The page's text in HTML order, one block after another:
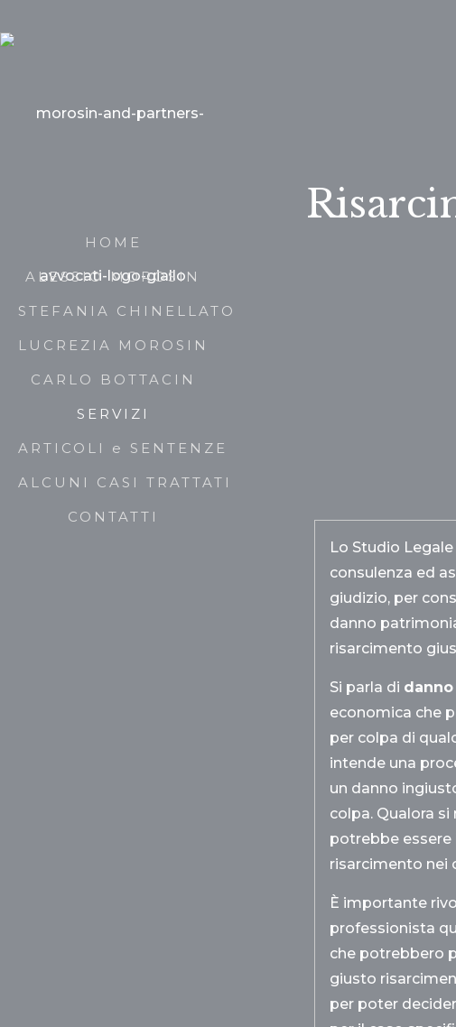
HOME
ALESSIO MOROSIN
STEFANIA CHINELLATO
LUCREZIA MOROSIN
CARLO BOTTACIN
SERVIZI
ARTICOLI e SENTENZE
ALCUNI CASI TRATTATI
CONTATTI
Lo Studio
consulenza ed
giudizio, per
danno
risarcimento
Si parla di danno
economica che
per colpa di
intende una
un danno
colpa. Qualora
potrebbe essere
risarcimento nei
È importante
professionista
che potrebbero
giusto
per poter